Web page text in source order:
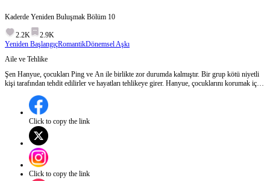
Kaderde Yeniden Buluşmak Bölüm 10
2.2K
2.9K
Yeniden BaşlangıçRomantikDönemsel Aşkı
Aile ve Tehlike
Şen Hanyue, çocukları Ping ve An ile birlikte zor durumda kalmıştır. Bir grup kötü niyetli
kişi tarafından tehdit edilirler ve hayatları tehlikeye girer. Hanyue, çocuklarını korumak için
kurtulurlar.Genç Komutan'ın Şen Hanyue ve çocuklarının hayatına nasıl bir etkisi olacak?
Click to copy the link
Click to copy the link